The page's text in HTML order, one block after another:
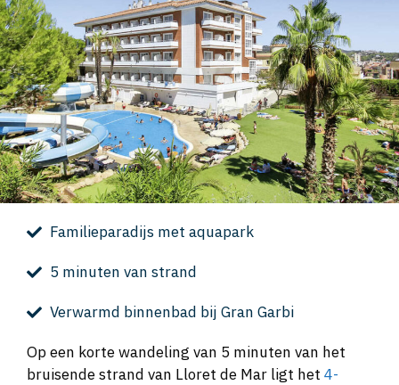
Familieparadijs met aquapark
5 minuten van strand
Verwarmd binnenbad bij Gran Garbi
Op een korte wandeling van 5 minuten van het
bruisende strand van Lloret de Mar ligt het 4-